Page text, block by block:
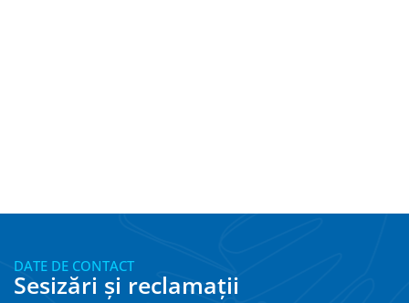
DATE DE CONTACT
Sesizări și reclamații